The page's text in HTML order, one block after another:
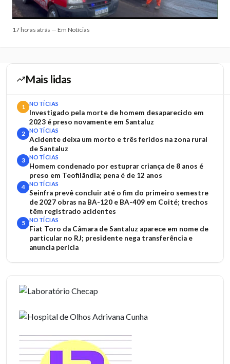
17 horas atrás — Em Notícias
Mais lidas
1 NOTÍCIAS
Investigado pela morte de homem desaparecido em
2023 é preso novamente em Santaluz
2 NOTÍCIAS
Acidente deixa um morto e três feridos na zona rural
de Santaluz
3 NOTÍCIAS
Homem condenado por estuprar criança de 8 anos é
preso em Teofilândia; pena é de 12 anos
4 NOTÍCIAS
Seinfra prevê concluir até o fim do primeiro semestre
de 2027 obras na BA-120 e BA-409 em Coité; trechos
têm registrado acidentes
5 NOTÍCIAS
Fiat Toro da Câmara de Santaluz aparece em nome de
particular no RJ; presidente nega transferência e
anuncia perícia